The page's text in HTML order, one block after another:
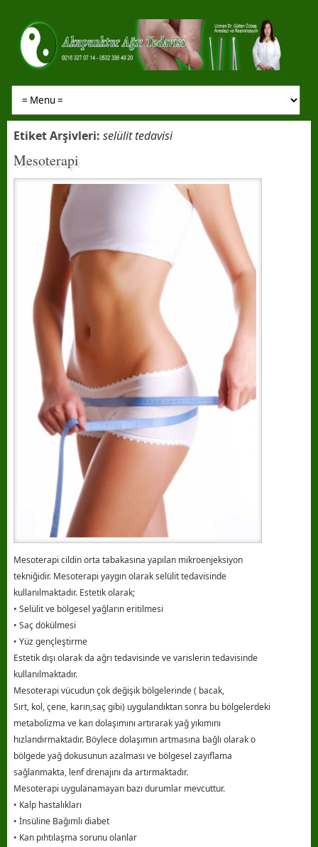
Etiket Arşivleri: selülit tedavisi
Mesoterapi
Mesoterapi cildin orta tabakasına yapılan mikroenjeksiyon
tekniğidir. Mesoterapi yaygın olarak selülit tedavisinde
kullanılmaktadır. Estetik olarak;
• Selülit ve bölgesel yağların eritilmesi
• Saç dökülmesi
• Yüz gençleştirme
Estetik dışı olarak da ağrı tedavisinde ve varislerin tedavisinde
kullanılmaktadır.
Mesoterapi vücudun çok değişik bölgelerinde ( bacak,
Sırt, kol, çene, karın,saç gibi) uygulandıktan sonra bu bölgelerdeki
metabolizma ve kan dolaşımını artırarak yağ yıkımını
hızlandırmaktadır. Böylece dolaşımın artmasına bağlı olarak o
bölgede yağ dokusunun azalması ve bölgesel zayıflama
sağlanmakta, lenf drenajını da artırmaktadır.
Mesoterapi uygulanamayan bazı durumlar mevcuttur.
• Kalp hastalıkları
• İnsüline Bağımlı diabet
• Kan pıhtılaşma sorunu olanlar